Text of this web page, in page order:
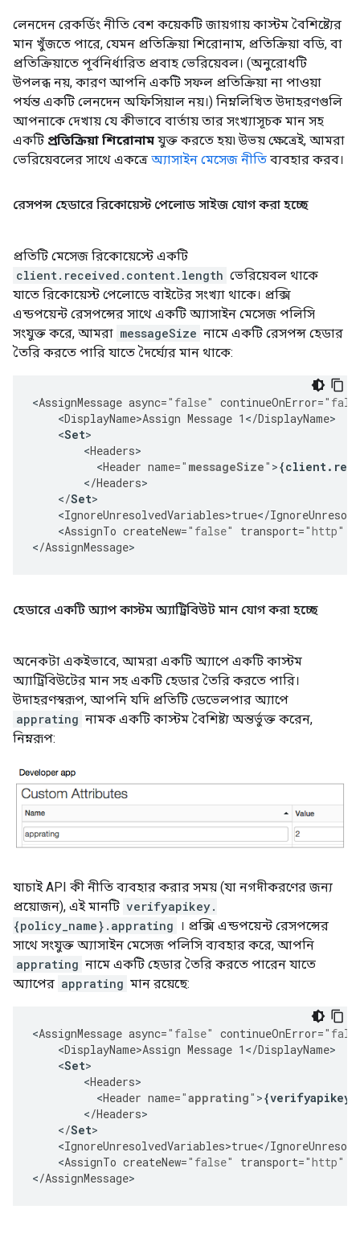
লেনদেন রেকর্ডিং নীতি বেশ কয়েকটি জায়গায় কাস্টম বৈশিষ্ট্যের
মান খুঁজতে পারে, যেমন প্রতিক্রিয়া শিরোনাম, প্রতিক্রিয়া বডি, বা
প্রতিক্রিয়াতে পূর্বনির্ধারিত প্রবাহ ভেরিয়েবল। (অনুরোধটি
উপলব্ধ নয়, কারণ আপনি একটি সফল প্রতিক্রিয়া না পাওয়া
পর্যন্ত একটি লেনদেন অফিসিয়াল নয়।) নিম্নলিখিত উদাহরণগুলি
আপনাকে দেখায় যে কীভাবে বার্তায় তার সংখ্যাসূচক মান সহ
একটি প্রতিক্রিয়া শিরোনাম যুক্ত করতে হয়৷ উভয় ক্ষেত্রেই, আমরা
ভেরিয়েবলের সাথে একত্রে অ্যাসাইন মেসেজ নীতি ব্যবহার করব।
রেসপন্স হেডারে রিকোয়েস্ট পেলোড সাইজ যোগ করা হচ্ছে
প্রতিটি মেসেজ রিকোয়েস্টে একটি
client.received.content.length ভেরিয়েবল থাকে
যাতে রিকোয়েস্ট পেলোডে বাইটের সংখ্যা থাকে। প্রক্সি
এন্ডপয়েন্ট রেসপন্সের সাথে একটি অ্যাসাইন মেসেজ পলিসি
সংযুক্ত করে, আমরা messageSize নামে একটি রেসপন্স হেডার
তৈরি করতে পারি যাতে দৈর্ঘ্যের মান থাকে:
<AssignMessage async="false" continueOnError=
<DisplayName>Assign Message 1 </DisplayName
<Set
<Headers
<Header name=" messageSize" >{client.
</Headers>
</Set
<IgnoreUnresolvedVariables>true</
<AssignTo createNew="false" transport="http"
</AssignMessage>
হেডারে একটি অ্যাপ কাস্টম অ্যাট্রিবিউট মান যোগ করা হচ্ছে
অনেকটা একইভাবে, আমরা একটি অ্যাপে একটি কাস্টম
অ্যাট্রিবিউটের মান সহ একটি হেডার তৈরি করতে পারি।
উদাহরণস্বরূপ, আপনি যদি প্রতিটি ডেভেলপার অ্যাপে
apprating নামক একটি কাস্টম বৈশিষ্ট্য অন্তর্ভুক্ত করেন,
নিম্নরূপ:
যাচাই API কী নীতি ব্যবহার করার সময় (যা নগদীকরণের জন্য
প্রয়োজন), এই মানটি verifyapikey.
{policy_name}.apprating
। প্রক্সি এন্ডপয়েন্ট রেসপন্সের
সাথে সংযুক্ত অ্যাসাইন মেসেজ পলিসি ব্যবহার করে, আপনি
apprating নামে একটি হেডার তৈরি করতে পারেন যাতে
অ্যাপের apprating মান রয়েছে:
<AssignMessage async="false" continueOnError=
<DisplayName>Assign Message 1 </DisplayName
<Set
<Headers
<Header name="apprating" >{verifyapikey
</Headers>
</Set
<IgnoreUnresolvedVariables>true</
<AssignTo createNew="false" transport="http"
</AssignMessage>